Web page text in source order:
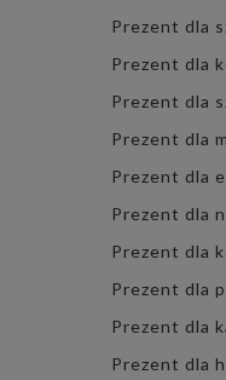
Prezent dla
Prezent dla
Prezent dla
Prezent dla
Prezent dla
Prezent dla
Prezent dla
Prezent dla
Prezent dla
Prezent dla